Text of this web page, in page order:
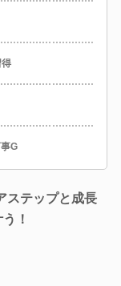
G
ステップと成長
！